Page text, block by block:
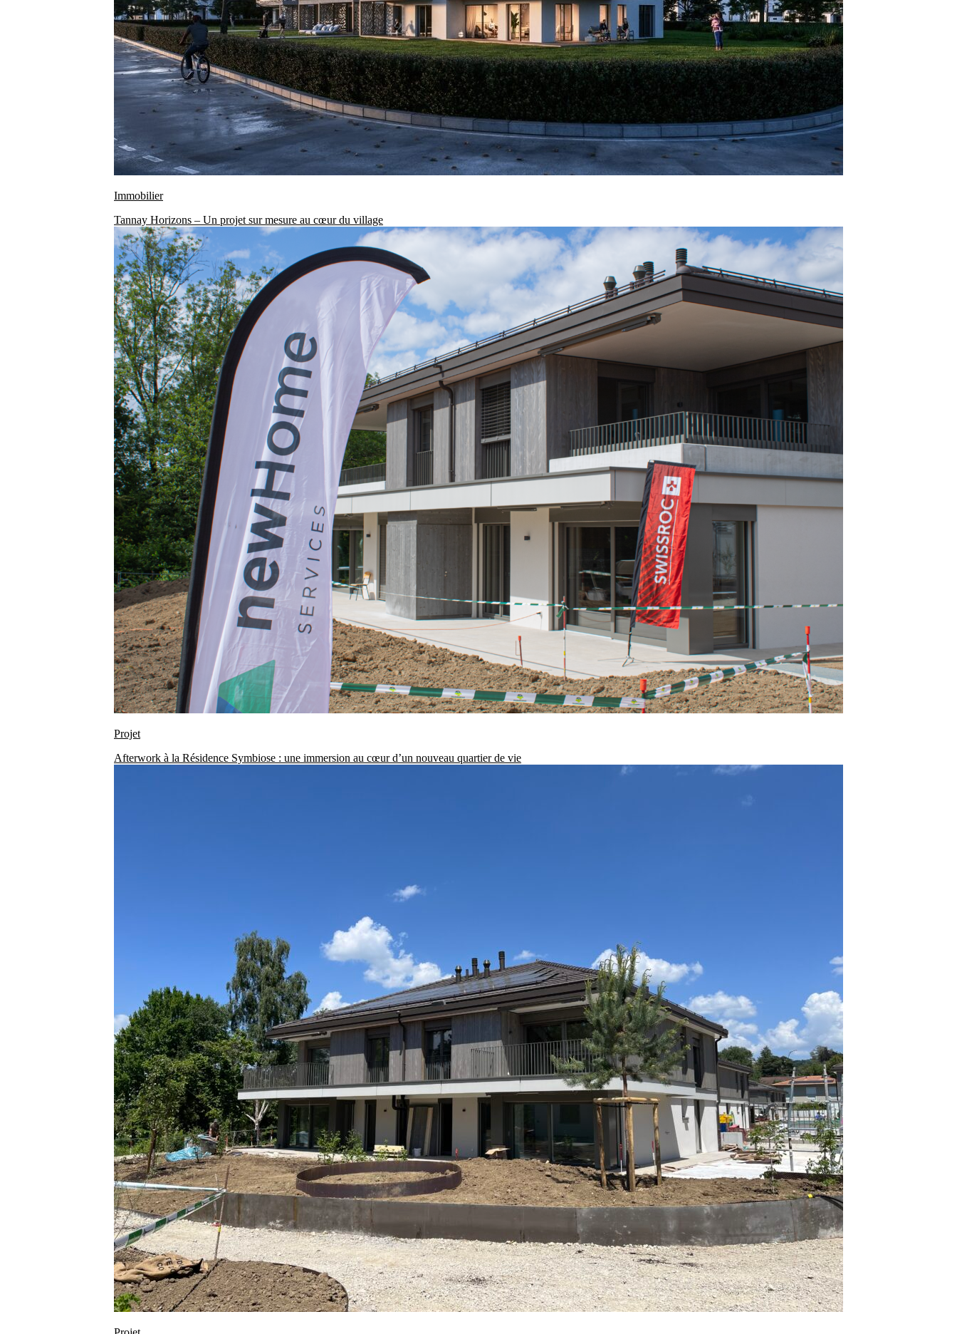
Immobilier
Tannay Horizons – Un projet sur mesure au cœur du village
Projet
Afterwork à la Résidence Symbiose : une immersion au cœur d’un nouveau quartier de vie